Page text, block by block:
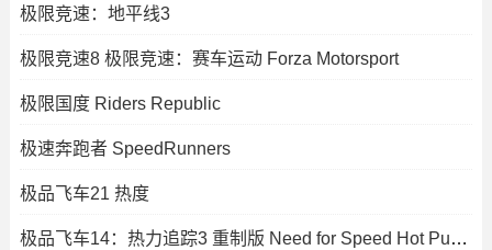
极限竞速：地平线3
极限竞速8 极限竞速：赛车运动 Forza Motorsport
极限国度 Riders Republic
极速奔跑者 SpeedRunners
极品飞车21 热度
极品飞车14：热力追踪3 重制版 Need for Speed Hot Pursuit Remastered